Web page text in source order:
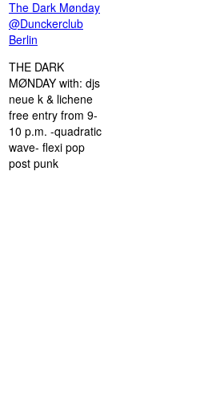
The Dark Mønday
@Dunckerclub
Berlin
THE DARK
MØNDAY with: djs
neue k & lichene
free entry from 9-
10 p.m. -quadratic
wave- flexi pop
post punk